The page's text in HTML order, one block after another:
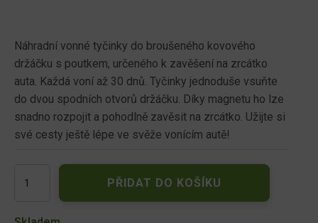
Náhradní vonné tyčinky do broušeného kovového
držáčku s poutkem, určeného k zavěšení na zrcátko
auta. Každá voní až 30 dnů. Tyčinky jednoduše vsuňte
do dvou spodních otvorů držáčku. Díky magnetu ho lze
snadno rozpojit a pohodlně zavěsit na zrcátko. Užijte si
své cesty ještě lépe ve svěže vonícím autě!
náhradní
tyčinky
PŘIDAT DO KOŠÍKU